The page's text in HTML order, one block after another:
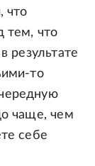
что
тем, что
результате
то
чаще, чем
себе